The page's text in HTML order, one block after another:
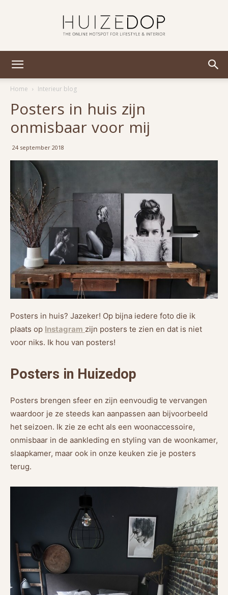
Home
Interieur blog
Posters in huis zijn
onmisbaar voor mij
24 september 2018
Posters in huis? Jazeker! Op bijna iedere foto die ik
plaats op Instagram zijn posters te zien en dat is niet
voor niks. Ik hou van posters!
Posters in Huizedop
Posters brengen sfeer en zijn eenvoudig te vervangen
waardoor je ze steeds kan aanpassen aan bijvoorbeeld
het seizoen. Ik zie ze echt als een woonaccessoire,
onmisbaar in de aankleding en styling van de woonkamer,
slaapkamer, maar ook in onze keuken zie je posters
terug.